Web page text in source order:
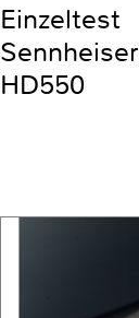
Einzeltest
Sennheiser
HD550